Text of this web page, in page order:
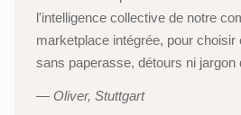
l'intelligence collective de notre
marketplace intégrée, pour choisir
sans paperasse, détours ni jargon
Oliver, Stuttgart